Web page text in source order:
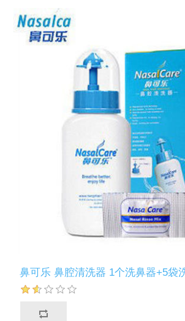
鼻可乐 鼻腔清洗器 1个洗鼻器+5袋